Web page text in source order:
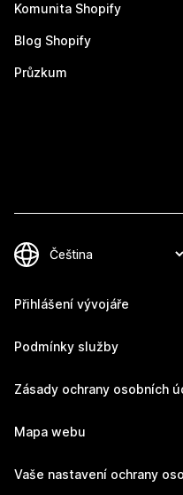
Komunita Shopify
Blog Shopify
Průzkum
Přihlášení vývojáře
Podmínky služby
Zásady ochrany osobních
Mapa webu
Vaše nastavení ochrany